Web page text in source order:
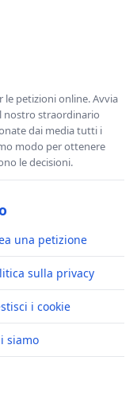
petizioni online. Avvia
nostro straordinario
dai media tutti i
modo per ottenere
le decisioni.
una petizione
sulla privacy
i cookie
siamo